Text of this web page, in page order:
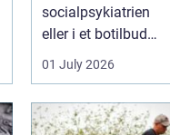
socialpsykiatrien
eller i et botilbud
pludselig ændrer
sig, k...
01 July 2026